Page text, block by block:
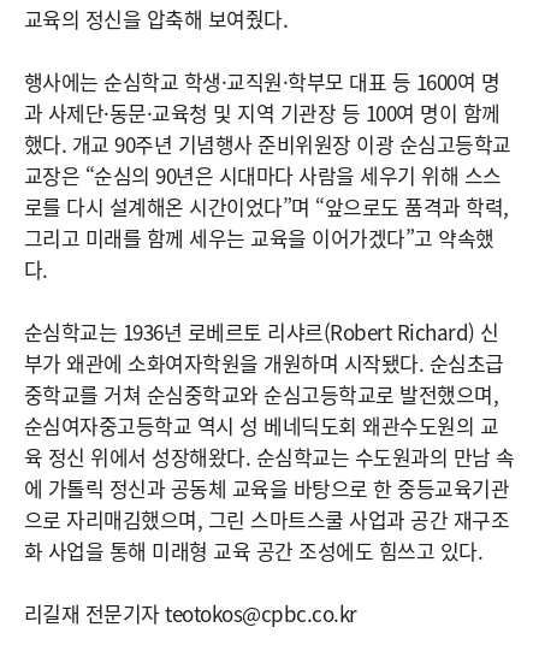
교육의 정신을 압축해 보여줬다.
행사에는 순심학교 학생·교직원·학부모 대표 등 1600여 명
과 사제단·동문·교육청 및 지역 기관장 등 100여 명이 함께
했다. 개교 90주년 기념행사 준비위원장 이광 순심고등학교
교장은 “순심의 90년은 시대마다 사람을 세우기 위해 스스
로를 다시 설계해온 시간이었다”며 “앞으로도 품격과 학력,
그리고 미래를 함께 세우는 교육을 이어가겠다”고 약속했
다.
순심학교는 1936년 로베르토 리샤르(Robert Richard) 신
부가 왜관에 소화여자학원을 개원하며 시작됐다. 순심초급
중학교를 거쳐 순심중학교와 순심고등학교로 발전했으며,
순심여자중고등학교 역시 성 베네딕도회 왜관수도원의 교
육 정신 위에서 성장해왔다. 순심학교는 수도원과의 만남 속
에 가톨릭 정신과 공동체 교육을 바탕으로 한 중등교육기관
으로 자리매김했으며, 그린 스마트스쿨 사업과 공간 재구조
화 사업을 통해 미래형 교육 공간 조성에도 힘쓰고 있다.
리길재 전문기자 teotokos@cpbc.co.kr